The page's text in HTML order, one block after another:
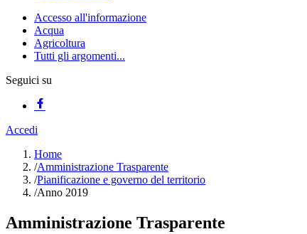
Accesso all'informazione
Acqua
Agricoltura
Tutti gli argomenti...
Seguici su
Accedi
Home
/Amministrazione Trasparente
/Pianificazione e governo del territorio
/Anno 2019
Amministrazione Trasparente